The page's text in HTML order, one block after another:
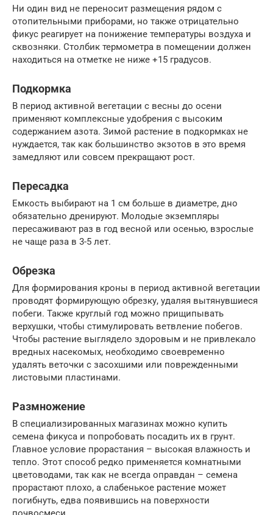
Ни один вид не переносит размещения рядом с
отопительными приборами, но также отрицательно
фикус реагирует на понижение температуры воздуха и
сквозняки. Столбик термометра в помещении должен
находиться на отметке не ниже +15 градусов.
Подкормка
В период активной вегетации с весны до осени
применяют комплексные удобрения с высоким
содержанием азота. Зимой растение в подкормках не
нуждается, так как большинство экзотов в это время
замедляют или совсем прекращают рост.
Пересадка
Емкость выбирают на 1 см больше в диаметре, дно
обязательно дренируют. Молодые экземпляры
пересаживают раз в год весной или осенью, взрослые
не чаще раза в 3-5 лет.
Обрезка
Для формирования кроны в период активной вегетации
проводят формирующую обрезку, удаляя вытянувшиеся
побеги. Также круглый год можно прищипывать
верхушки, чтобы стимулировать ветвление побегов.
Чтобы растение выглядело здоровым и не привлекало
вредных насекомых, необходимо своевременно
удалять веточки с засохшими или поврежденными
листовыми пластинами.
Размножение
В специализированных магазинах можно купить
семена фикуса и попробовать посадить их в грунт.
Главное условие прорастания – высокая влажность и
тепло. Этот способ редко применяется комнатными
цветоводами, так как не всегда оправдан – семена
прорастают плохо, а слабенькое растение может
погибнуть, едва появившись на поверхности